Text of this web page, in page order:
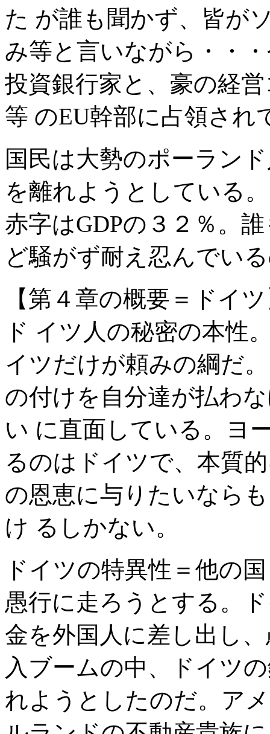
た が誰も聞かず、皆が
み等と言いながら・・
投資銀行家と、豪の経
等 のEU幹部に占領され
国民は大勢のポーラン
を離れようとしている
赤字はGDPの３２％。
ど騒がず耐え忍んでい
【第４章の概要＝ドイ
ド イツ人の秘密の本性
イツだけが頼みの綱だ
の付けを自分達が払わ
い に直面している。ヨ
るのはドイツで、本質
の恩恵に与りたいなら
け るしかない。
ドイツの特異性＝他の
愚行に走ろうとする。
金を外国人に差し出し
入ブームの中、ドイツ
れようとしたのだ。ア